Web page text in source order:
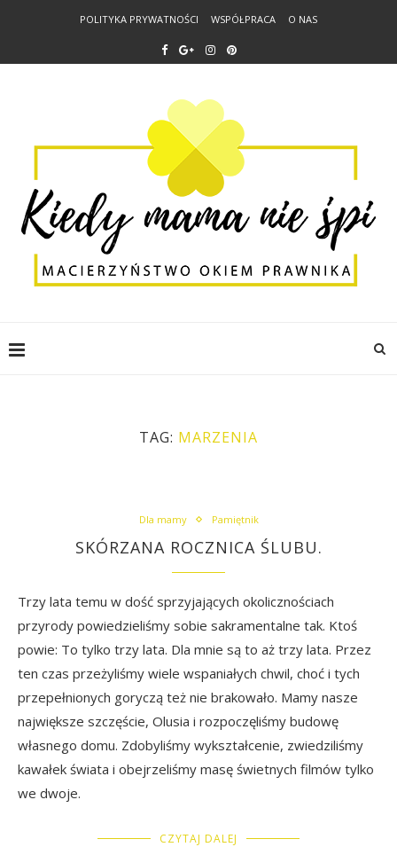
POLITYKA PRYWATNOŚCI WSPÓŁPRACA O NAS
TAG: MARZENIA
Dla mamy Pamiętnik
SKÓRZANA ROCZNICA ŚLUBU.
Trzy lata temu w dość sprzyjających okolicznościach
przyrody powiedzieliśmy sobie sakramentalne tak. Ktoś
powie: To tylko trzy lata. Dla mnie są to aż trzy lata. Przez
ten czas przeżyliśmy wiele wspaniałych chwil, choć i tych
przepełnionych goryczą też nie brakowało. Mamy nasze
największe szczęście, Olusia i rozpoczęliśmy budowę
własnego domu. Zdobyliśmy wykształcenie, zwiedziliśmy
kawałek świata i obejrzeliśmy masę świetnych filmów tylko
we dwoje.
CZYTAJ DALEJ